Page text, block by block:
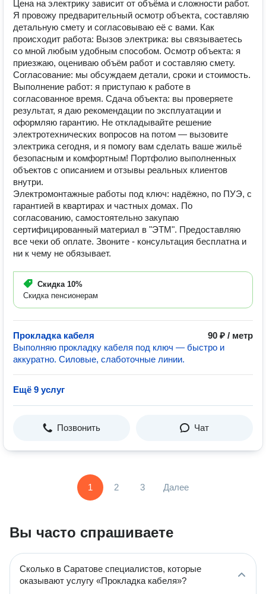
Цена на электрику зависит от объёма и сложности работ.
Я провожу предварительный осмотр объекта, составляю
детальную смету и согласовываю её с вами. Как
происходит работа: Вызов электрика: вы связываетесь
со мной любым удобным способом. Осмотр объекта: я
приезжаю, оцениваю объём работ и составляю смету.
Согласование: мы обсуждаем детали, сроки и стоимость.
Выполнение работ: я приступаю к работе в
согласованное время. Сдача объекта: вы проверяете
результат, я даю рекомендации по эксплуатации и
оформляю гарантию. Не откладывайте решение
электротехнических вопросов на потом — вызовите
электрика сегодня, и я помогу вам сделать ваше жильё
безопасным и комфортным! Портфолио выполненных
объектов с описанием и отзывы реальных клиентов
внутри.
Электромонтажные работы под ключ: надёжно, по ПУЭ, с
гарантией в квартирах и частных домах. По
согласованию, самостоятельно закупаю
сертифицированный материал в "ЭТМ". Предоставляю
все чеки об оплате. Звоните - консультация бесплатна и
ни к чему не обязывает.
Скидка 10%
Скидка пенсионерам
Прокладка кабеля
90 ₽ / метр
Выполняю прокладку кабеля под ключ — быстро и
аккуратно. Силовые, слаботочные линии.
Ещё 9 услуг
Позвонить Чат
1 2 3 Далее
Вы часто спрашиваете
Сколько в Саратове специалистов, которые
оказывают услугу «Прокладка кабеля»?